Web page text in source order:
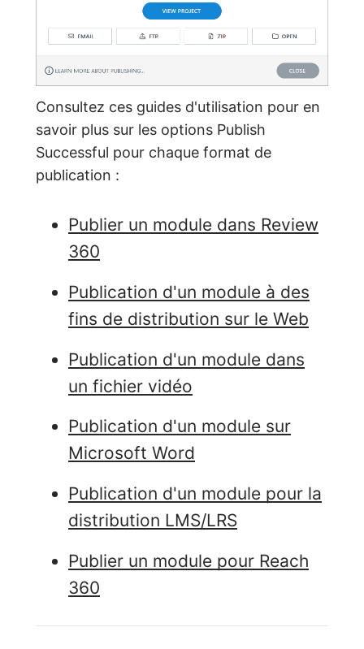
Consultez ces guides d'utilisation pour en
savoir plus sur les options Publish
Successful pour chaque format de
publication :
Publier un module dans Review
360
Publication d'un module à des
fins de distribution sur le Web
Publication d'un module dans
un fichier vidéo
Publication d'un module sur
Microsoft Word
Publication d'un module pour la
distribution LMS/LRS
Publier un module pour Reach
360